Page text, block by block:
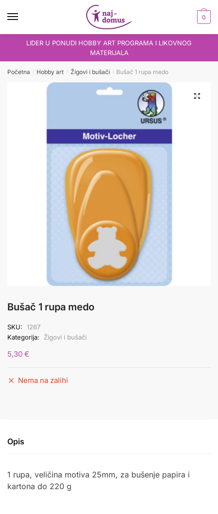
0
LIDER U PONUDI HOBBY ART PROGRAMA I LIKOVNOG
MATERIJALA
Početna / Hobby art / Žigovi i bušači / Bušač 1 rupa medo
Bušač 1 rupa medo
SKU:
1267
Kategorija:
Žigovi i bušači
5,30 €
Nema na zalihi
Opis
1 rupa, veličina motiva 25mm, za bušenje papira i
kartona do 220 g